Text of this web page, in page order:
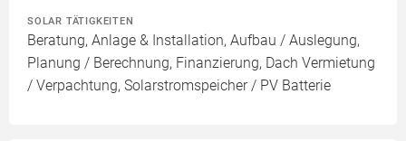
SOLAR TÄTIGKEITEN
Beratung, Anlage & Installation, Aufbau / Auslegung,
Planung / Berechnung, Finanzierung, Dach Vermietung
/ Verpachtung, Solarstromspeicher / PV Batterie